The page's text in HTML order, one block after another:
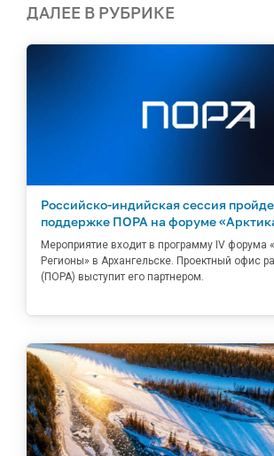
ДАЛЕЕ В РУБРИКЕ
Российско-индийская сессия
поддержке ПОРА на форуме
Мероприятие входит в программу IV форума
Регионы» в Архангельске. Проектный офис
(ПОРА) выступит его партнером.